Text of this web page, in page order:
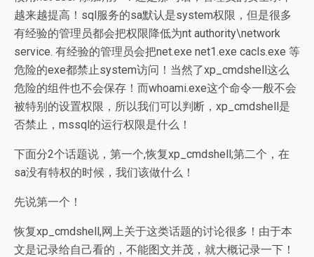
越来越提高！sql服务的sa默认是system权限，但是很多
有经验的管理员都会把权限降低为nt authority\network
service. 有经验的管理员会把net.exe net1.exe cacls.exe 等
危险的exe都禁止system访问！当然了xp_cmdshell这么
危险的组件也不会保存！而whoami.exe这个命令一般不会
被特别的设置权限，所以我们可以判断，xp_cmdshell是
否禁止，mssql的运行权限是什么！
下面分2个话题说，第一个,恢复xp_cmdshell;第二个，在
sa没有特权的时候，我们该做什么！
先说第一个！
恢复xp_cmdshell,网上关于这类话题的讨论很多！由于本
文是记录给自己看的，不能图文并茂，就大概记录一下！